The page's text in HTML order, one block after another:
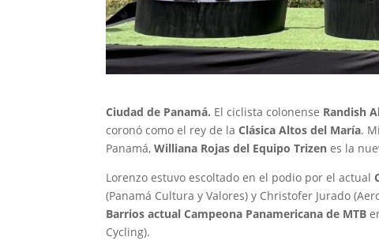
Ciudad de Panamá. El ciclista colonense Randish
coronó como el rey de laClásica Altos del María.
Panamá,Williana Rojas del Equipo Trizen es la
Lorenzo estuvo escoltado en el podio por el actual
(Panamá Cultura y Valores) y Christofer Jurado
Barrios actual Campeona Panamericana de MTB
Cycling).